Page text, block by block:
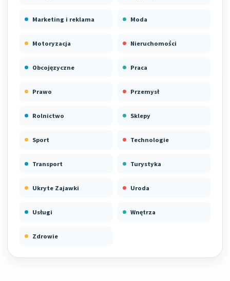
Marketing i reklama Moda
Motoryzacja Nieruchomości
Obcojęzyczne Praca
Prawo Przemysł
Rolnictwo Sklepy
Sport Technologie
Transport Turystyka
Ukryte Zajawki Uroda
Usługi Wnętrza
Zdrowie